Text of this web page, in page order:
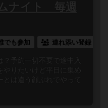
ナイト 毎週
でも参加 連れ添い登録
？予約一切不要で途中入
やりたいけど平日に集め
は違う顔ぶれでやって